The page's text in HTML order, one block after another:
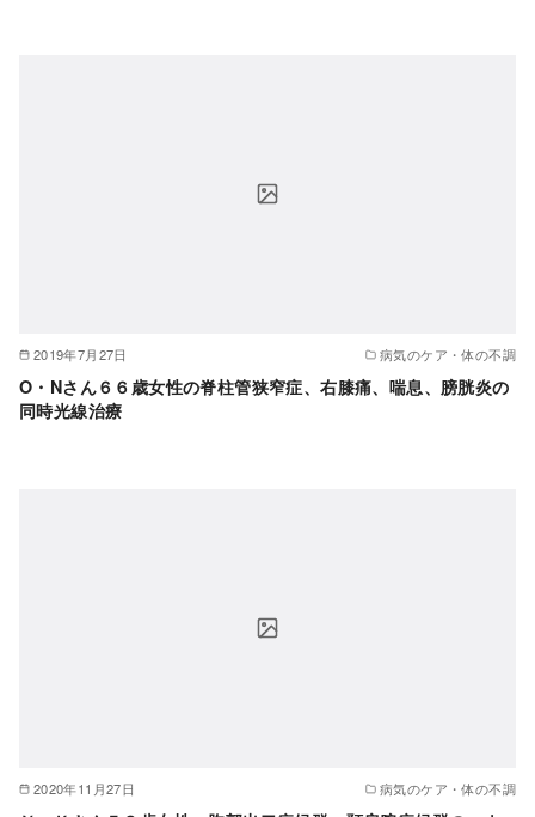
2019年7月27日 病気のケア・体の不調
O・Nさん６６歳女性の脊柱管狭窄症、右膝痛、喘息、膀胱炎の
同時光線治療
2020年11月27日 病気のケア・体の不調